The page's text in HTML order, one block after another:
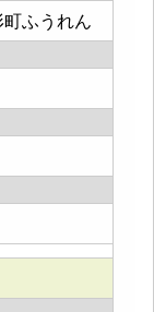
ふうれん